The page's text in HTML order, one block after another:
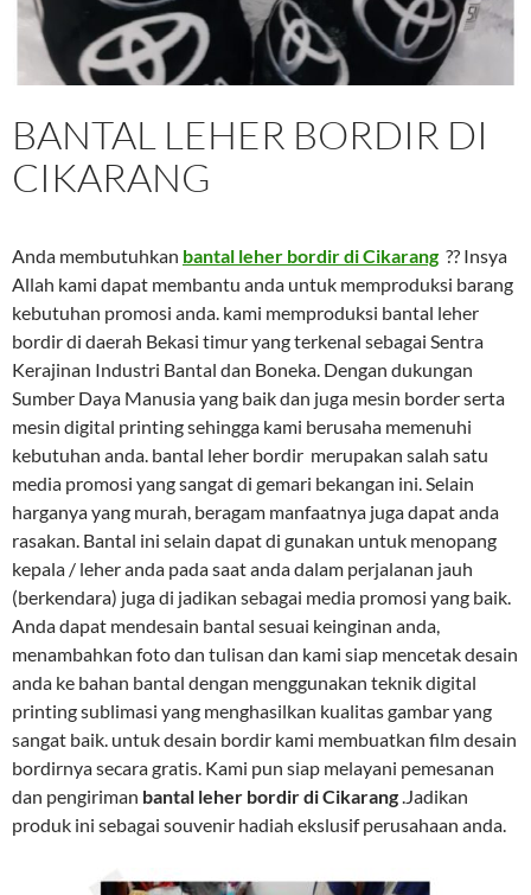
BANTAL LEHER BORDIR DI
CIKARANG
Anda membutuhkan bantal leher bordir di Cikarang ?? Insya
Allah kami dapat membantu anda untuk memproduksi barang
kebutuhan promosi anda. kami memproduksi bantal leher
bordir di daerah Bekasi timur yang terkenal sebagai Sentra
Kerajinan Industri Bantal dan Boneka. Dengan dukungan
Sumber Daya Manusia yang baik dan juga mesin border serta
mesin digital printing sehingga kami berusaha memenuhi
kebutuhan anda. bantal leher bordir merupakan salah satu
media promosi yang sangat di gemari bekangan ini. Selain
harganya yang murah, beragam manfaatnya juga dapat anda
rasakan. Bantal ini selain dapat di gunakan untuk menopang
kepala / leher anda pada saat anda dalam perjalanan jauh
(berkendara) juga di jadikan sebagai media promosi yang baik.
Anda dapat mendesain bantal sesuai keinginan anda,
menambahkan foto dan tulisan dan kami siap mencetak desain
anda ke bahan bantal dengan menggunakan teknik digital
printing sublimasi yang menghasilkan kualitas gambar yang
sangat baik. untuk desain bordir kami membuatkan film desain
bordirnya secara gratis. Kami pun siap melayani pemesanan
dan pengiriman bantal leher bordir di Cikarang.Jadikan
produk ini sebagai souvenir hadiah ekslusif perusahaan anda.